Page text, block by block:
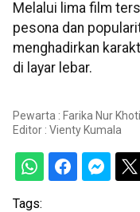
Melalui lima film
pesona dan
menghadirkan
di layar lebar.
Pewarta : Farika Nur
Editor : Vienty Kumala
Tags: